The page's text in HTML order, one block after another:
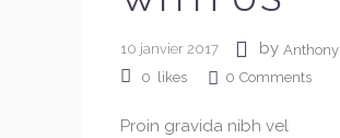
10 janvier 2017 by Anthony
0 likes 0 Comments
Proin gravida nibh vel